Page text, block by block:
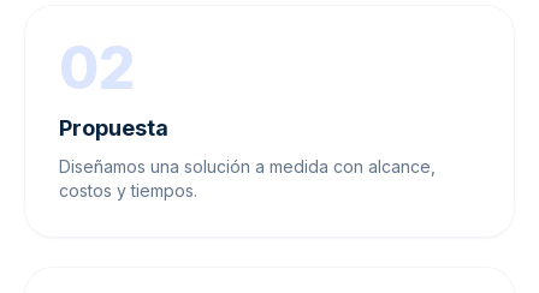
02
Propuesta
Diseñamos una solución a medida con alcance,
costos y tiempos.